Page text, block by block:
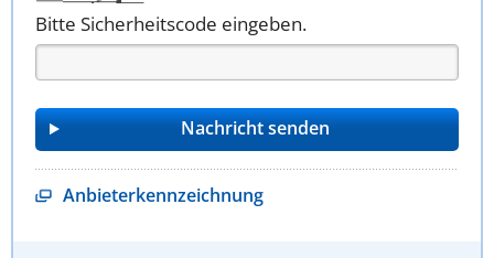
Bitte Sicherheitscode eingeben.
Anbieterkennzeichnung